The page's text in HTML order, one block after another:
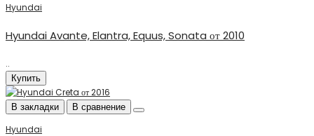
Hyundai
Hyundai Avante, Elantra, Equus, Sonata от 2010
..
Купить
В закладки В сравнение
Hyundai